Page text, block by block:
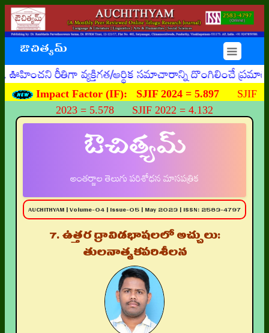
ఔచిత్యమ్ ☰
వ్యక్తిగత/ఆర్థిక సమాచారాన్ని దొంగిలించే ప్రమాదకరమైన
Impact Factor (IF): SJIF 2024 = 5.897 SJIF
2023 = 5.578 SJIF 2022 = 4.132
ఔచిత్యమ్
అంతర్జాల తెలుగు పరిశోధన మాసపత్రిక
AUCHITHYAM | Volume-04 | Issue-05 | May 2023 | ISSN: 2583-4797
7. ఉత్తర ద్రావిడభాషలలో అచ్చులు:
తులనాత్మకపరిశీలన